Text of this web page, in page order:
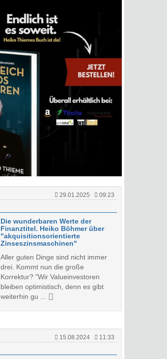
29.01.2025
09:23
Die wunderbaren Werte der
Finanztitel. Heiko Böhmer über
"akquisitionsorientierte
Zinseszinsmaschinen"
Aller guten Dinge sind nicht immer
drei. Kommt nun die große
Korrektur? "Wir Valueinvestoren
bleiben optimistisch, denn es gibt
weiterhin gu ...
15.08.2024
11:33